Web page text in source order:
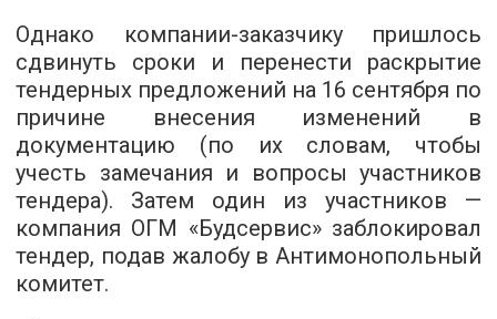
Однако компании-заказчику пришлось
сдвинуть сроки и перенести раскрытие
тендерных предложений на 16 сентября по
причине внесения изменений в
документацию (по их словам, чтобы
учесть замечания и вопросы участников
тендера). Затем один из участников —
компания ОГМ «Будсервис» заблокировал
тендер, подав жалобу в Антимонопольный
комитет.